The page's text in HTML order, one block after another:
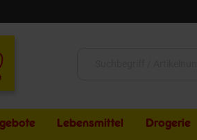
Lebensmittel Drogerie